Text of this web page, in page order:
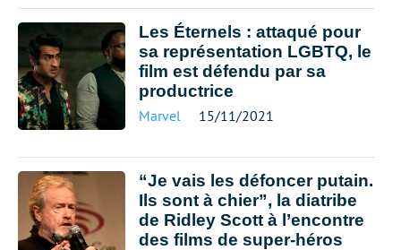
Les Éternels : attaqué pour
sa représentation LGBTQ, le
film est défendu par sa
productrice
Marvel 15/11/2021
“Je vais les défoncer putain.
Ils sont à chier”, la diatribe
de Ridley Scott à l’encontre
des films de super-héros